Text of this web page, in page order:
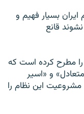
بسيار فهيم و
قانع
مطرح کرده است که
و «اسير
اين نظام را